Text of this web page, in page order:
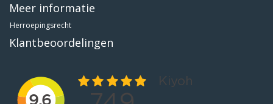
Meer informatie
Herroepingsrecht
Klantbeoordelingen